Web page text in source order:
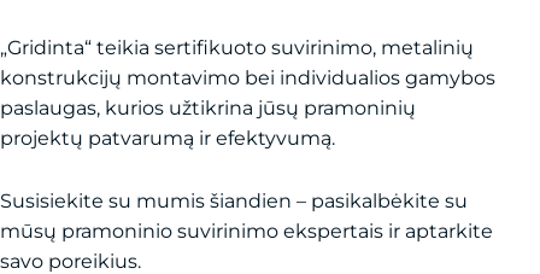
„Gridinta“ teikia sertifikuoto suvirinimo, metalinių
konstrukcijų montavimo bei individualios gamybos
paslaugas, kurios užtikrina jūsų pramoninių
projektų patvarumą ir efektyvumą.
Susisiekite su mumis šiandien – pasikalbėkite su
mūsų pramoninio suvirinimo ekspertais ir aptarkite
savo poreikius.